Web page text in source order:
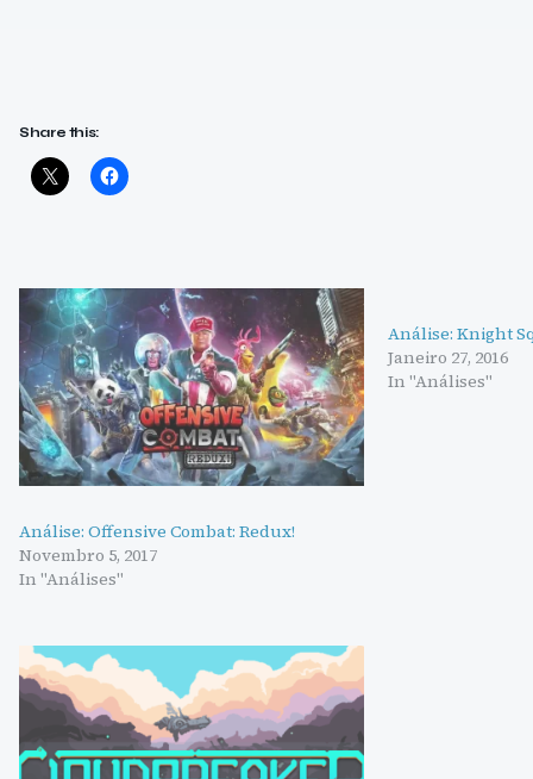
Share this:
Análise: Offensive Combat: Redux!
Novembro 5, 2017
In "Análises"
Análise: Knight
Janeiro 27, 2016
In "Análises"